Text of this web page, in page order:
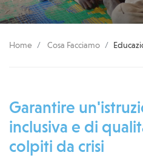
Home Cosa Facciamo
Garantire
inclusiva e di
colpiti da crisi